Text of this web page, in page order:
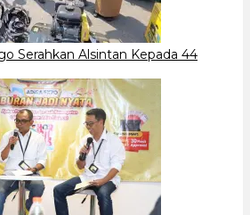
Serahkan Alsintan Kepada 44